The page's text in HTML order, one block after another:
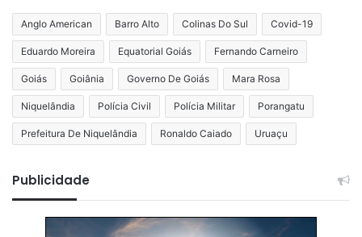
Anglo American Barro Alto Colinas Do Sul Covid-19
Eduardo Moreira Equatorial Goiás Fernando Carneiro
Goiás Goiânia Governo De Goiás Mara Rosa
Niquelândia Polícia Civil Polícia Militar Porangatu
Prefeitura De Niquelândia Ronaldo Caiado Uruaçu
Publicidade